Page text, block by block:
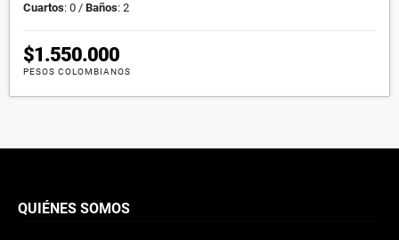
Cuartos: 0 / Baños: 2
$1.550.000
PESOS COLOMBIANOS
QUIÉNES SOMOS